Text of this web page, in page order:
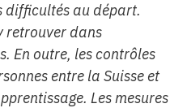
difficultés au départ.
retrouver dans
En outre, les contrôles
entre la Suisse et
Les mesures